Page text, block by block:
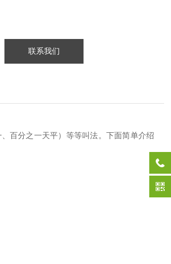
联系我们
百分之一天平）等等叫法。下面简单介绍